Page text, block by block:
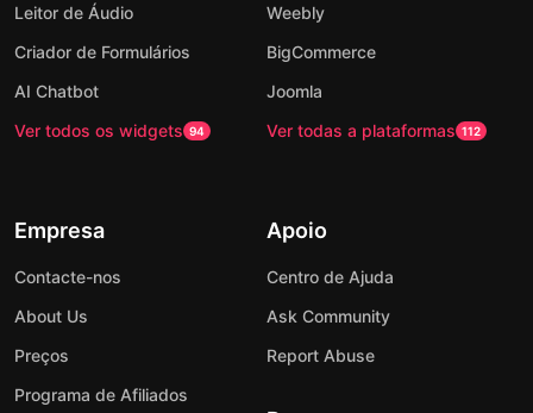
Leitor de Áudio
Criador de Formulários
AI Chatbot
Ver todos os widgets 94
Weebly
BigCommerce
Joomla
Ver todas a plataformas 112
Empresa
Contacte-nos
About Us
Preços
Programa de Afiliados
Apoio
Centro de Ajuda
Ask Community
Report Abuse